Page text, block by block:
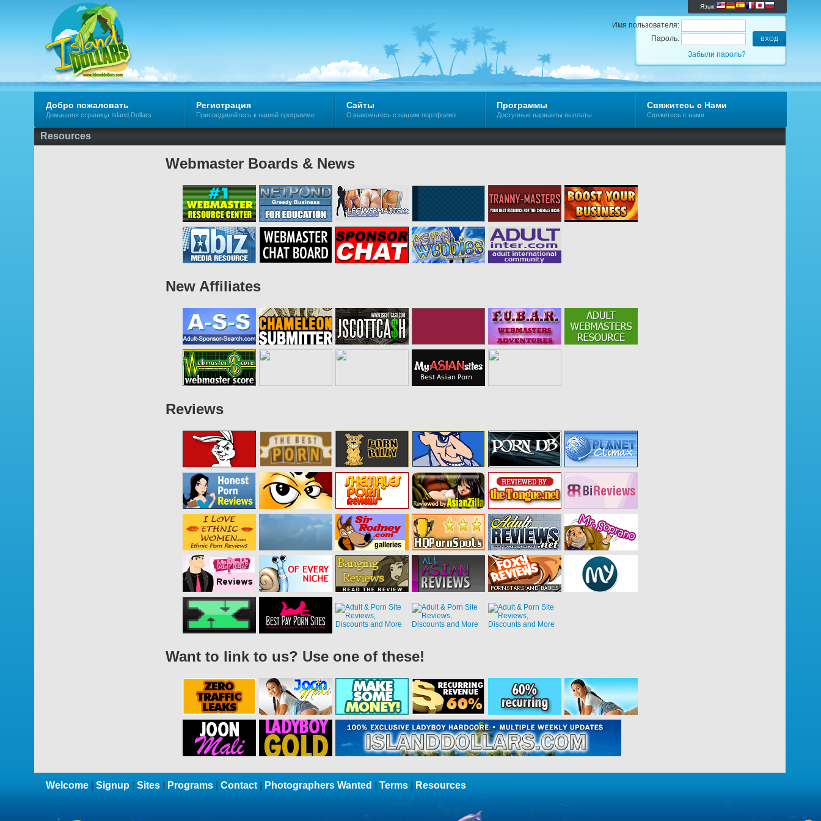
Язык:
Имя пользователя:
Пароль:
Забыли пароль?
Добро пожаловать
Домашняя страница Island Dollars
Регистрация
Присоединяйтесь к нашей программе
Сайты
Ознакомьтесь с нашим портфолио
Программы
Доступные варианты выплаты
Свяжитесь с Нами
Свяжитесь с нами
Resources
Webmaster Boards & News
New Affiliates
Reviews
Want to link to us? Use one of these!
Welcome Signup Sites Programs Contact Photographers Wanted Terms Resources